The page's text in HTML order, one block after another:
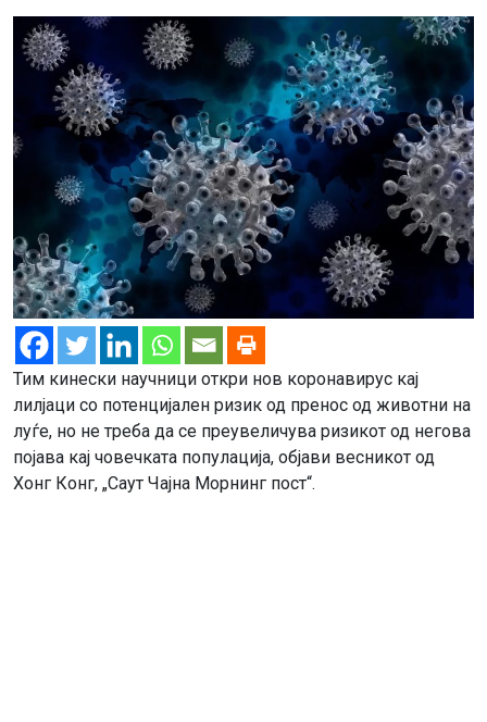
Тим кинески научници откри нов коронавирус кај
лилјаци со потенцијален ризик од пренос од животни на
луѓе, но не треба да се преувеличува ризикот од негова
појава кај човечката популација, објави весникот од
Хонг Конг, „Саут Чајна Морнинг пост“.